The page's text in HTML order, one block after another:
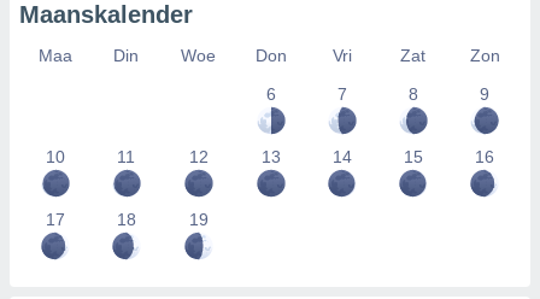
Maanskalender
Maa Din Woe Don Vri Zat
Zon
6
7 8 9
10 11 12 13 14 15 16
17 18 19